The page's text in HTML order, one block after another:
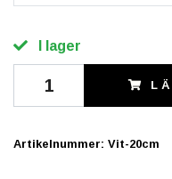
I lager
Artikelnummer: Vit-20cm